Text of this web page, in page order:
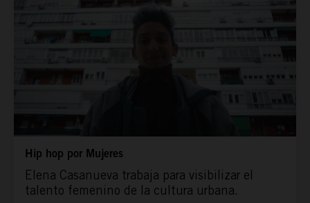
Hip hop por Mujeres
Elena Casanueva trabaja para visibilizar el
talento femenino de la cultura urbana.